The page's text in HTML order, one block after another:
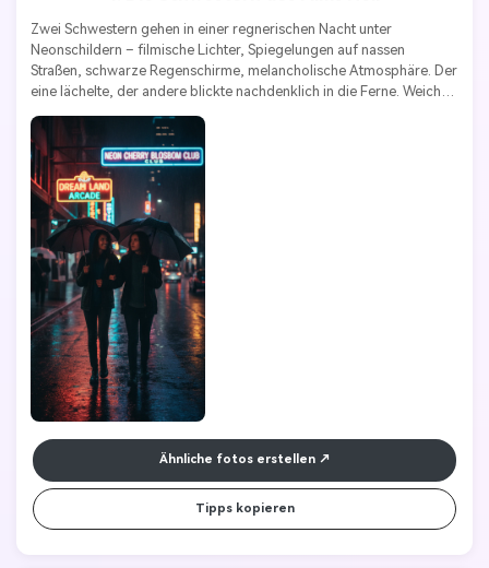
Zwei Schwestern gehen in einer regnerischen Nacht unter
Neonschildern – filmische Lichter, Spiegelungen auf nassen
Straßen, schwarze Regenschirme, melancholische Atmosphäre. Der
eine lächelte, der andere blickte nachdenklich in die Ferne. Weiches
Stile Schlüsselwörter:
Ähnliche fotos erstellen
Tipps kopieren